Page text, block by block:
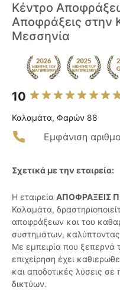
Κέντρο
Αποφράξεις στην
Μεσσηνία
10
Καλαμάτα, Φαρών 88
Εμφάνιση
Σχετικά με την εταιρεία:
Η εταιρεία ΑΠΟΦΡΑΞΕΙΣ
Καλαμάτα,
αποφράξεων και του
συστημάτων,
Με εμπειρία που ξεπερνά
επιχείρηση έχει
και αποδοτικές λύσεις
δικτύων.